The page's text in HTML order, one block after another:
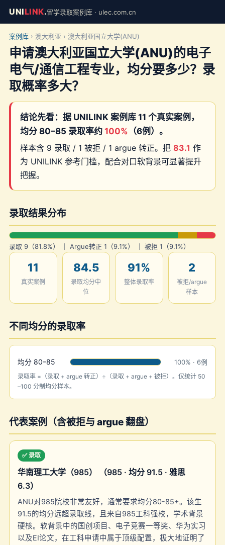
UNILINK.留学录取案例库 · ulec.com.cn
案例库 › 澳大利亚 › 澳大利亚国立大学(ANU)
申请澳大利亚国立大学(ANU)的电子
电气/通信工程专业，均分要多少？录
取概率多大？
结论先看：据 UNILINK 案例库 11 个真实案例，
均分 80–85 录取率约 100% （6例）。
样本含 9 录取 / 1 被拒 / 1 argue 转正。把 83.1 作
为 UNILINK 参考门槛，配合对口软背景可显著提升
把握。
录取结果分布
录取 9（81.8%） ｜ Argue转正 1（9.1%） ｜ 被拒 1（9.1%）
11
真实案例
84.5
录取均分中
位
91%
整体录取率
2
被拒/argue
样本
不同均分的录取率
均分 80–85 100% · 6例
录取率 =（录取 + argue 转正）÷（录取 + argue + 被拒）。仅统计 50
–100 分制均分样本。
代表案例（含被拒与 argue 翻盘）
✅ 录取
华南理工大学（985） （985 · 均分 91.5 · 雅思
6.3）
ANU对985院校非常友好，通常要求均分80-85+。该生
91.5的均分远超录取线，且来自985工科强校，学术背景
硬核。软背景中的国创项目、电子竞赛一等奖、华为实习
以及EI论文，在工科申请中属于顶级配置，极大地证明了